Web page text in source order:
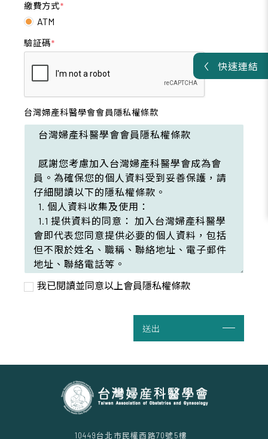
快速連結
繳費方式*
ATM
驗証碼*
台灣婦產科醫學會會員隱私權條款
我已閱讀並同意以上會員隱私權條款
送出
10449台北市民權西路70號5樓